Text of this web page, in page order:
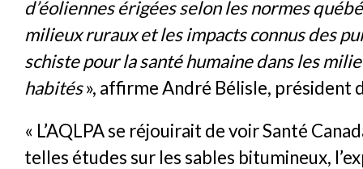
d’éoliennes érigées selon les normes
milieux ruraux et les impacts connus des
schiste pour la santé humaine dans les
habités», affirme André Bélisle, président
« L’AQLPA se réjouirait de voir Santé
telles études sur les sables bitumineux,